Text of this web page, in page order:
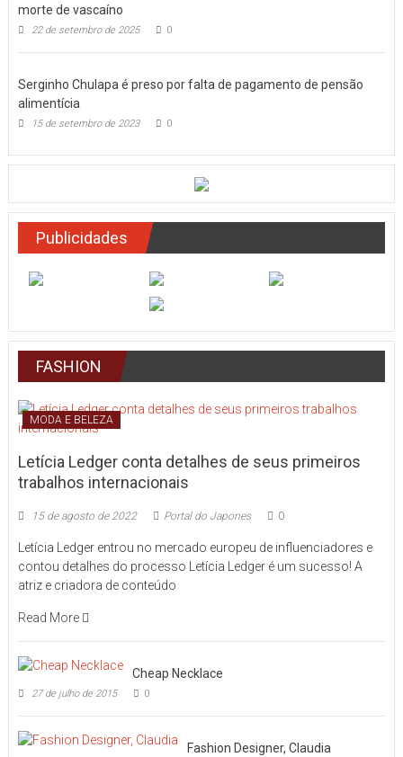
morte de vascaíno
22 de setembro de 2025 0
Serginho Chulapa é preso por falta de pagamento de pensão
alimentícia
15 de setembro de 2023 0
Publicidades
FASHION
MODA E BELEZA
Letícia Ledger conta detalhes de seus primeiros
trabalhos internacionais
15 de agosto de 2022 Portal do Japones 0
Letícia Ledger entrou no mercado europeu de influenciadores e
contou detalhes do processo Letícia Ledger é um sucesso! A
atriz e criadora de conteúdo
Read More
Cheap Necklace
27 de julho de 2015 0
Fashion Designer, Claudia